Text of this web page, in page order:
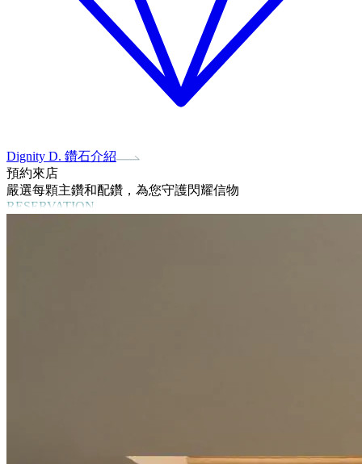
Dignity D. 鑽石介紹
預約來店
嚴選每顆主鑽和配鑽，為您守護閃耀信物
RESERVATION